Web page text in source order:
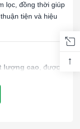
lọc, đồng thời giúp
tiện và hiệu
lượng cao , được
hộp được thiết kế
rung lắc và biến
↑